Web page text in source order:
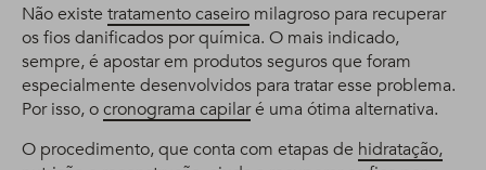
Não existe tratamento caseiro milagroso para recuperar
os fios danificados por química. O mais indicado,
sempre, é apostar em produtos seguros que foram
especialmente desenvolvidos para tratar esse problema.
Por isso, ocronograma capilaré uma ótima alternativa.
O procedimento, que conta com etapas de hidratação,